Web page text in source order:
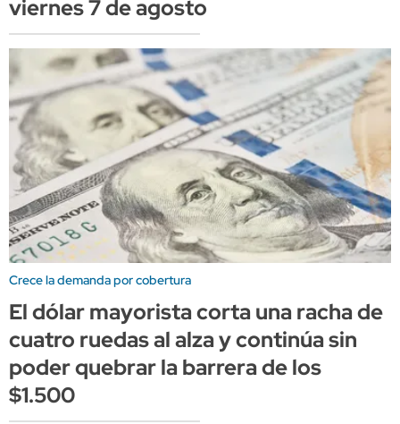
viernes 7 de agosto
Crece la demanda por cobertura
El dólar mayorista corta una racha de
cuatro ruedas al alza y continúa sin
poder quebrar la barrera de los
$1.500